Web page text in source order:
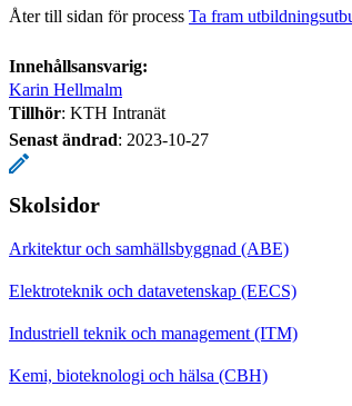
Åter till sidan för process Ta fram
Innehållsansvarig:
Karin Hellmalm
Tillhör: KTH Intranät
Senast ändrad: 2023-10-27
Skolsidor
Arkitektur och samhällsbyggnad (ABE)
Elektroteknik och datavetenskap (EECS)
Industriell teknik och management (ITM)
Kemi, bioteknologi och hälsa (CBH)